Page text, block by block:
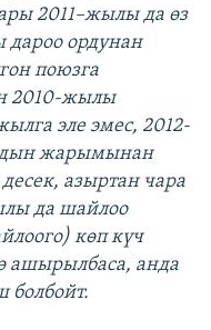
2011–жылы да өз
дароо ордунан
поюзга
2010-жылы
эле эмес, 2012-
жарымынан
азыртан чара
да шайлоо
көп күч
ашырылбаса, анда